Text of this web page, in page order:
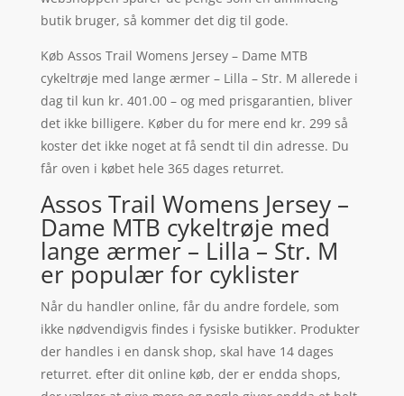
butik bruger, så kommer det dig til gode.
Køb Assos Trail Womens Jersey – Dame MTB
cykeltrøje med lange ærmer – Lilla – Str. M allerede i
dag til kun kr. 401.00 – og med prisgarantien, bliver
det ikke billigere. Køber du for mere end kr. 299 så
koster det ikke noget at få sendt til din adresse. Du
får oven i købet hele 365 dages returret.
Assos Trail Womens Jersey –
Dame MTB cykeltrøje med
lange ærmer – Lilla – Str. M
er populær for cyklister
Når du handler online, får du andre fordele, som
ikke nødvendigvis findes i fysiske butikker. Produkter
der handles i en dansk shop, skal have 14 dages
returret. efter dit online køb, der er endda shops,